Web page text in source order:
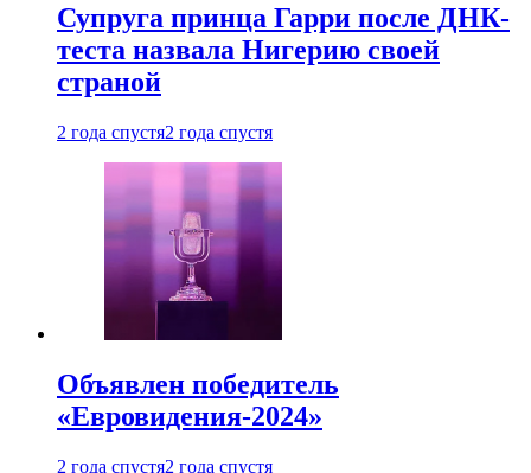
Супруга принца Гарри после ДНК-
теста назвала Нигерию своей
страной
2 года спустя2 года спустя
Объявлен победитель
«Евровидения-2024»
2 года спустя2 года спустя